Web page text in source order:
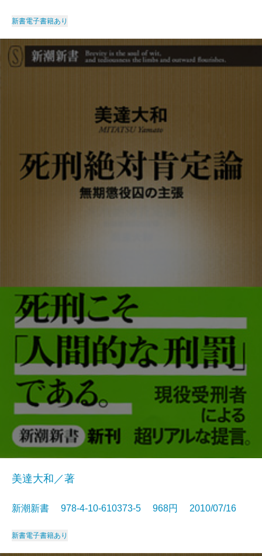
新書電子書籍あり
美達大和／著
新潮新書 978-4-10-610373-5 968円 2010/07/16
新書電子書籍あり